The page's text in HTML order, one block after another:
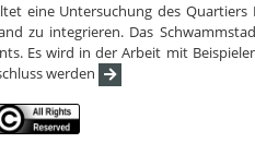
eine Untersuchung des
zu integrieren. Das
Es wird in der Arbeit mit
werden